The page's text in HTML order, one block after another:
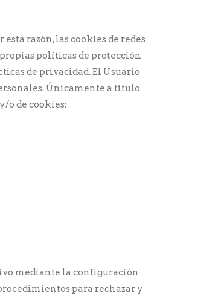
razón, las cookies de redes
políticas de protección
de privacidad. El Usuario
Únicamente a título
o de cookies:
mediante la configuración
para rechazar y